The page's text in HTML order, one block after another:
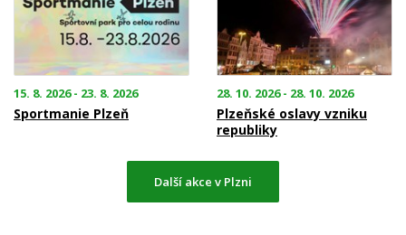
15. 8. 2026 - 23. 8. 2026
Sportmanie Plzeň
28. 10. 2026 - 28. 10. 2026
Plzeňské oslavy vzniku
republiky
Další akce v Plzni